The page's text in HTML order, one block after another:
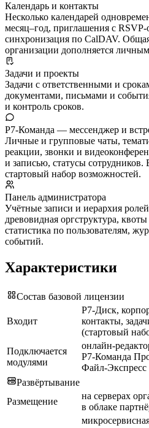
Календарь и контакты
Несколько календарей
месяц–год, приглашения с
синхронизация по CalDAV.
организации дополняется
Задачи и проекты
Задачи с ответственными и
документами, письмами и
и контроль сроков.
Р7-Команда — мессенджер и
Личные и групповые чаты,
реакции, звонки и
и записью, статусы
стартовый набор возможностей.
Панель администратора
Учётные записи и иерархия
древовидная оргструктура,
статистика по пользователям,
событий.
Характеристики
Состав базовой лицензии
Входит
Р7-Диск,
контакты,
(стартовый
Подключается
модулями
онлайн-
Р7-Команда
Файл-Экспресс
Развёртывание
Размещение
на серверах
в облаке